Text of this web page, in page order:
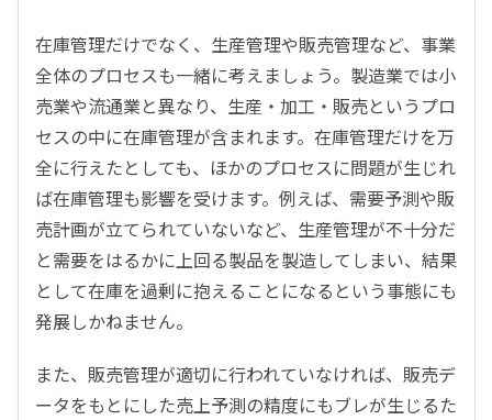
在庫管理だけでなく、生産管理や販売管理など、事業
全体のプロセスも一緒に考えましょう。製造業では小
売業や流通業と異なり、生産・加工・販売というプロ
セスの中に在庫管理が含まれます。在庫管理だけを万
全に行えたとしても、ほかのプロセスに問題が生じれ
ば在庫管理も影響を受けます。例えば、需要予測や販
売計画が立てられていないなど、生産管理が不十分だ
と需要をはるかに上回る製品を製造してしまい、結果
として在庫を過剰に抱えることになるという事態にも
発展しかねません。
また、販売管理が適切に行われていなければ、販売デ
ータをもとにした売上予測の精度にもブレが生じるた